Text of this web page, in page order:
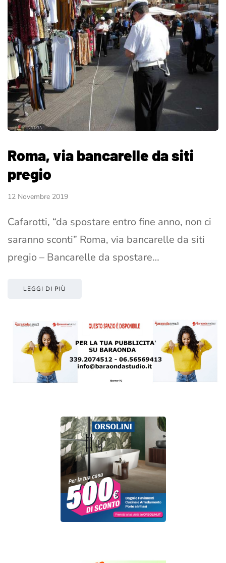
Roma, via bancarelle da siti
pregio
12 Novembre 2019
Cafarotti, “da spostare entro fine anno, non ci
saranno sconti” Roma, via bancarelle da siti
pregio – Bancarelle da spostare…
LEGGI DI PIÙ